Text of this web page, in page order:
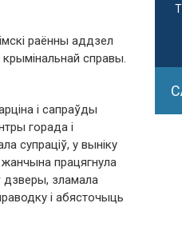
раённы аддзел
справы.
і сапраўды
горада і
супраціў, у выніку
жанчына працягнула
дзверы, зламала
і абясточыць